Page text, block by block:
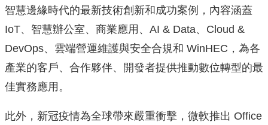
智慧邊緣時代的最新技術創新和成功案例，內容涵蓋
IoT、智慧辦公室、商業應用、AI & Data、Cloud &
DevOps、雲端營運維護與安全合規和 WinHEC，為各
產業的客戶、合作夥伴、開發者提供推動數位轉型的最
佳實務應用。
此外，新冠疫情為全球帶來嚴重衝擊，微軟推出 Office